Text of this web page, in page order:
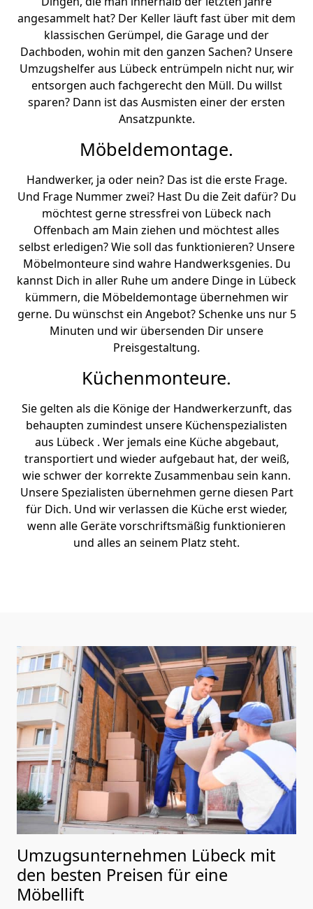
angesammelt hat? Der Keller läuft fast über mit dem
klassischen Gerümpel, die Garage und der
Dachboden, wohin mit den ganzen Sachen? Unsere
Umzugshelfer aus Lübeck entrümpeln nicht nur, wir
entsorgen auch fachgerecht den Müll. Du willst
sparen? Dann ist das Ausmisten einer der ersten
Ansatzpunkte.
Möbeldemontage.
Handwerker, ja oder nein? Das ist die erste Frage.
Und Frage Nummer zwei? Hast Du die Zeit dafür? Du
möchtest gerne stressfrei von Lübeck nach
Offenbach am Main ziehen und möchtest alles
selbst erledigen? Wie soll das funktionieren? Unsere
Möbelmonteure sind wahre Handwerksgenies. Du
kannst Dich in aller Ruhe um andere Dinge in Lübeck
kümmern, die Möbeldemontage übernehmen wir
gerne. Du wünschst ein Angebot? Schenke uns nur 5
Minuten und wir übersenden Dir unsere
Preisgestaltung.
Küchenmonteure.
Sie gelten als die Könige der Handwerkerzunft, das
behaupten zumindest unsere Küchenspezialisten
aus Lübeck . Wer jemals eine Küche abgebaut,
transportiert und wieder aufgebaut hat, der weiß,
wie schwer der korrekte Zusammenbau sein kann.
Unsere Spezialisten übernehmen gerne diesen Part
für Dich. Und wir verlassen die Küche erst wieder,
wenn alle Geräte vorschriftsmäßig funktionieren
und alles an seinem Platz steht.
Umzugsunternehmen Lübeck mit
den besten Preisen für eine
Möbellift